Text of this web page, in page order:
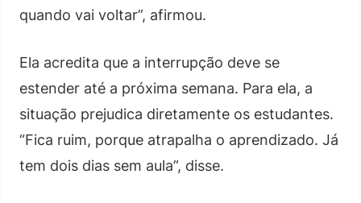
quando vai voltar”, afirmou.
Ela acredita que a interrupção deve se
estender até a próxima semana. Para ela, a
situação prejudica diretamente os estudantes.
“Fica ruim, porque atrapalha o aprendizado. Já
tem dois dias sem aula”, disse.